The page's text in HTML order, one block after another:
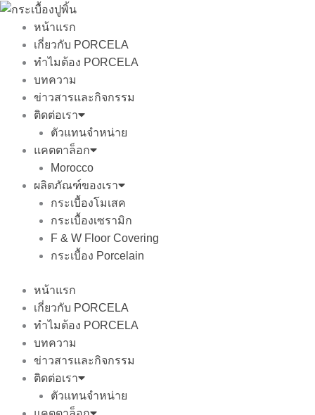
Skip
content
หน้าแรก
เกี่ยวกับ PORCELA
ทำไมต้อง PORCELA
บทความ
ข่าวสารและกิจกรรม
ติดต่อเรา
ตัวแทนจำหน่าย
แคตตาล็อก
Morocco
ผลิตภัณฑ์ของเรา
กระเบื้องโมเสค
กระเบื้องเซรามิก
F & W Floor Covering
กระเบื้อง Porcelain
หน้าแรก
เกี่ยวกับ PORCELA
ทำไมต้อง PORCELA
บทความ
ข่าวสารและกิจกรรม
ติดต่อเรา
ตัวแทนจำหน่าย